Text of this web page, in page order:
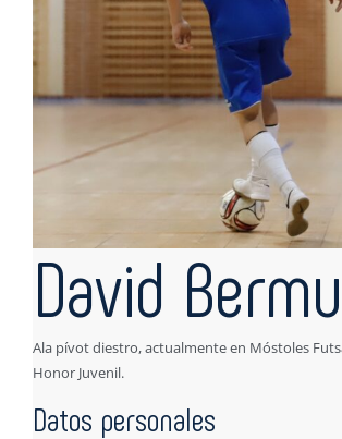
David
Ala pívot diestro, actualmente en Móstoles
Honor Juvenil.
Datos personales